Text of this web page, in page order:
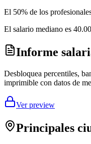
El 50% de los
El salario mediano es
Informe
Desbloquea percentiles,
imprimible con datos de
Ver preview
Principales